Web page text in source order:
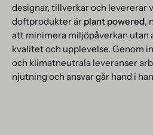
designar, tillverkar och levererar
doftprodukter är plant powered,
att minimera miljöpåverkan utan
kvalitet och upplevelse. Genom
och klimatneutrala leveranser
njutning och ansvar går hand i